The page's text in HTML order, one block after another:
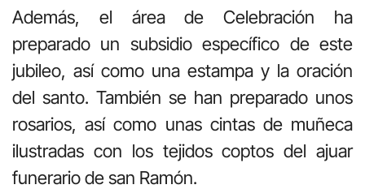
Además, el área de Celebración ha
preparado un subsidio específico de este
jubileo, así como una estampa y la oración
del santo. También se han preparado unos
rosarios, así como unas cintas de muñeca
ilustradas con los tejidos coptos del ajuar
funerario de san Ramón.